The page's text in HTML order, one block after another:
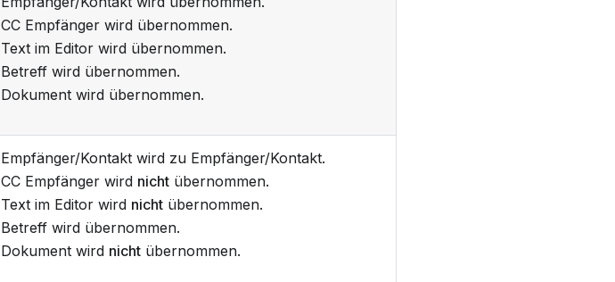
CC Empfänger wird übernommen.
Text im Editor wird übernommen.
Betreff wird übernommen.
Dokument wird übernommen.
Empfänger/Kontakt wird zu Empfänger/Kontakt.
CC Empfänger wird nicht übernommen.
Text im Editor wird nicht übernommen.
Betreff wird übernommen.
Dokument wird nicht übernommen.